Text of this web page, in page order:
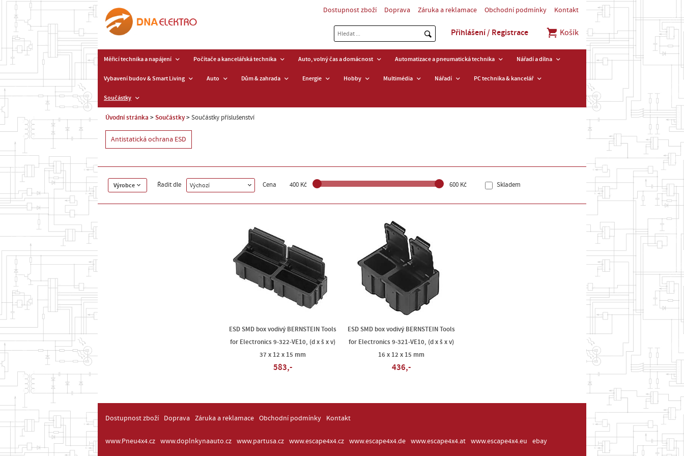
Dostupnost zboží Doprava Záruka a reklamace Obchodní podmínky Kontakt
Přihlášení / Registrace Košík
Měřicí technika a napájení Počítače a kancelářská technika Auto, volný čas a domácnost Automatizace a pneumatická technika Nářadí a dílna
Vybavení budov & Smart Living Auto Dům & zahrada Energie Hobby Multimédia Nářadí PC technika & kancelář
Součástky
Úvodní stránka Součástky Součástky příslušenství
Antistatická ochrana ESD
Výrobce Řadit dle Výchozí Cena 400 Kč 600 Kč Skladem
ESD SMD box vodivý BERNSTEIN Tools
for Electronics 9-322-VE10, (d x š x v)
37 x 12 x 15 mm
583,-
ESD SMD box vodivý BERNSTEIN Tools
for Electronics 9-321-VE10, (d x š x v)
16 x 12 x 15 mm
436,-
Dostupnost zboží Doprava Záruka a reklamace Obchodní podmínky Kontakt
www.Pneu4x4.cz www.doplnkynaauto.cz www.partusa.cz www.escape4x4.cz www.escape4x4.de www.escape4x4.at www.escape4x4.eu ebay